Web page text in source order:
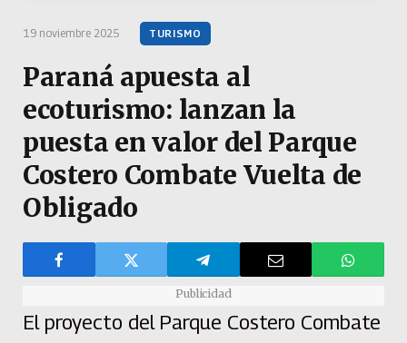
19 noviembre 2025 TURISMO
Paraná apuesta al
ecoturismo: lanzan la
puesta en valor del Parque
Costero Combate Vuelta de
Obligado
Publicidad
El proyecto del Parque Costero Combate